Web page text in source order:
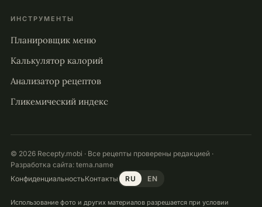
ИНСТРУМЕНТЫ
Планировщик меню
Калькулятор калорий
Анализатор рецептов
Гликемический индекс
© 2026 Recepty.mobi · Все рецепты проверены редакцией ·
Разработка сайта: tema.name
КонфиденциальностьКонтакты RU EN
Использование фото и других материалов разрешается при условии